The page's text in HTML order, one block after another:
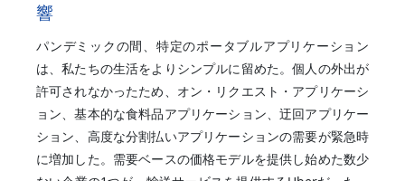
響
パンデミックの間、特定のポータブルアプリケーション
は、私たちの生活をよりシンプルに留めた。個人の外出が
許可されなかったため、オン・リクエスト・アプリケーシ
ョン、基本的な食料品アプリケーション、迂回アプリケー
ション、高度な分割払いアプリケーションの需要が緊急時
に増加した。需要ベースの価格モデルを提供し始めた数少